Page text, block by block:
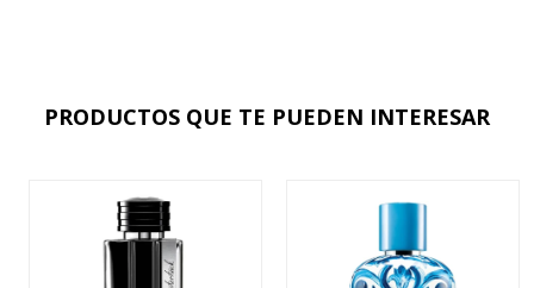
PRODUCTOS QUE TE PUEDEN INTERESAR